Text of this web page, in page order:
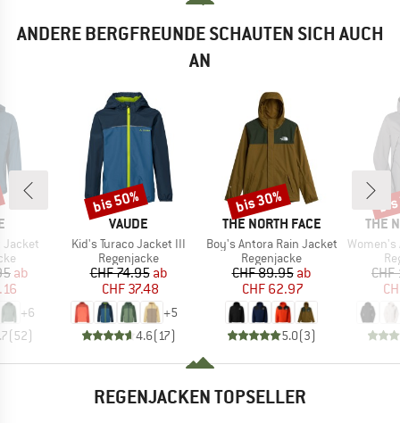
ANDERE BERGFREUNDE SCHAUTEN SICH AUCH
AN
Jacket
Preis
ab
+6
(52)
MARKE
VAUDE
Artikel
Kid's Turaco Jacket III
Produktgruppe
Regenjacke
Preis
CHF 74.95reduzierter Preis
ab
CHF 37.48
+5
4.6(17)
Rabatt
bis 50%
MARKE
THE NORTH FACE
Artikel
Boy's Antora Rain Jacket
Produktgruppe
Regenjacke
Preis
CHF 89.95reduzierter Preis
ab
CHF 62.97
5.0(3)
Rabatt
bis 30%
THE
Artikel
Women's
REGENJACKEN TOPSELLER